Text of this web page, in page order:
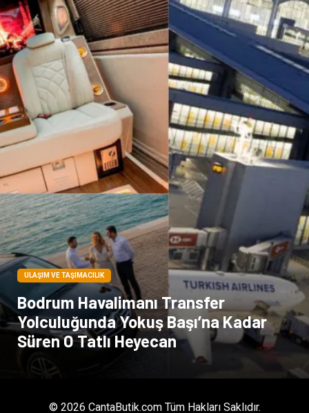
Bilişim televizyon
Bebek Giyim Dernekler ve Birlikler
çiçek İnternet
Tarım & Hayvancılık Endüstriyel Ürünler
ULAŞIM VE TAŞIMACILIK
Bodrum Havalimanı Transfer
Yolculuğunda Yokuş Başı’na Kadar
Süren O Tatlı Heyecan
© 2026 CantaButik.com Tüm Hakları Saklıdır.